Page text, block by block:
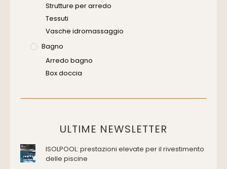
Strutture per arredo
Tessuti
Vasche idromassaggio
Bagno
Arredo bagno
Box doccia
Placche di comando per wc
Domotica Ed Impianti Elettrici
Edilizia
ULTIME NEWSLETTER
ISOLPOOL: prestazioni elevate per il rivestimento
delle piscine